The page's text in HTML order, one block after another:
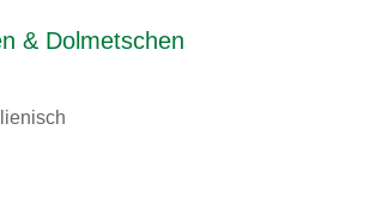
& Dolmetschen